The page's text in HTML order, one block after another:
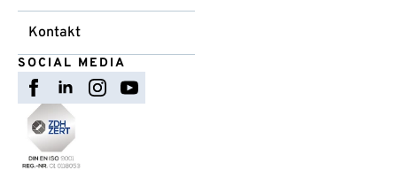
Kontakt
SOCIAL MEDIA